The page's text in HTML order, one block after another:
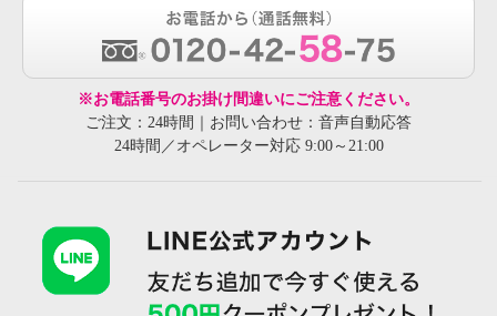
※お電話番号のお掛け間違いにご注意ください。
ご注文：24時間｜お問い合わせ：音声自動応答
24時間／オペレーター対応 9:00～21:00